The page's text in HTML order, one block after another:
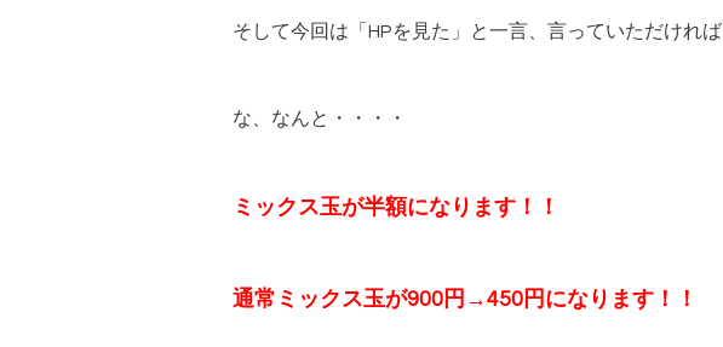
そして今回は「HPを見た」と一言、言っていただければ
な、なんと・・・・
ミックス玉が半額になります！！
通常ミックス玉が900円→450円 になります！！